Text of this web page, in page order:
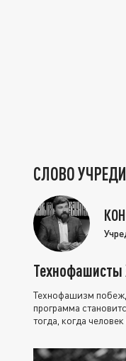
СЛОВО
Технофашисты
Технофашизм
программа
тогда, когда